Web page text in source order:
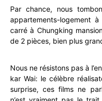
Par chance, nous
appartements-logement
carré à Chungking
de 2 pièces, bien plus
Nous ne résistons pas à
kar Wai: le célèbre
surprise, ces films ne